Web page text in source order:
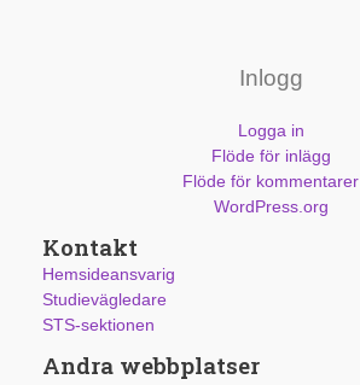
Inlogg
Logga in
Flöde för inlägg
Flöde för kommentarer
WordPress.org
Kontakt
Hemsideansvarig
Studievägledare
STS-sektionen
Andra webbplatser